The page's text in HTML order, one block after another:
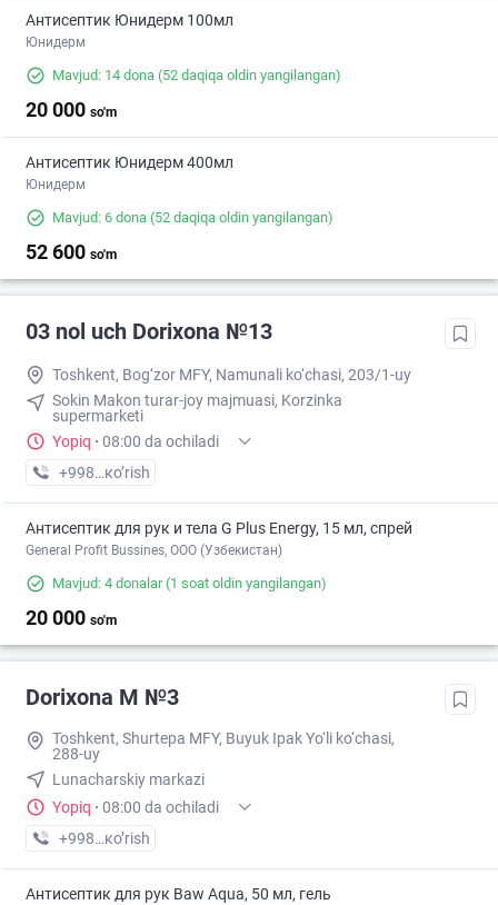
Антисептик Юнидерм 100мл
Юнидерм
Mavjud: 14 dona (52 daqiqa oldin yangilangan)
20 000 so'm
Антисептик Юнидерм 400мл
Юнидерм
Mavjud: 6 dona (52 daqiqa oldin yangilangan)
52 600 so'm
03 nol uch Dorixona №13
Toshkent, Bog‘zor MFY, Namunali ko‘chasi, 203/1-uy
Sokin Makon turar-joy majmuasi, Korzinka
supermarketi
Yopiq · 08:00 da ochiladi
+998 (77) XXX-XX-XX
кo’rish
Антисептик для рук и тела G Plus Energy, 15 мл, спрей
General Profit Bussines, ООО (Узбекистан)
Mavjud: 4 donalar(1 soat oldin yangilangan)
20 000 so'm
Dorixona M №3
Toshkent, Shurtepa MFY, Buyuk Ipak Yo‘li ko‘chasi,
288-uy
Lunacharskiy markazi
Yopiq · 08:00 da ochiladi
+998 (95) XXX-XX-XX
кo’rish
Антисептик для рук Baw Aqua, 50 мл, гель